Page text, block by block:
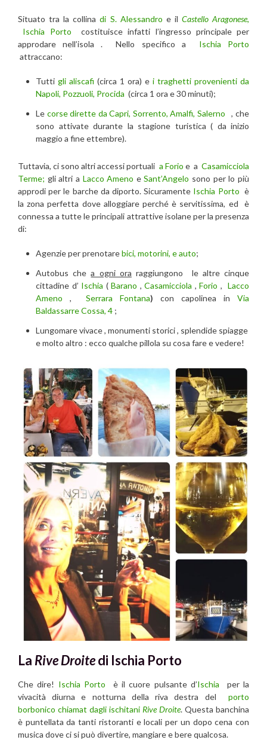
Situato tra la collinadi S. Alessandro e il Castello Aragonese,
Ischia Porto costituisce infatti l’ingresso principale per
approdare nell’isola . Nello specifico a Ischia Porto
attraccano:
Tutti gli aliscafi (circa 1 ora) e i traghetti provenienti da
Napoli, Pozzuoli, Procida (circa 1 ora e 30 minuti);
Le corse dirette da Capri, Sorrento, Amalfi, Salerno , che
sono attivate durante la stagione turistica ( da inizio
maggio a fine ettembre).
Tuttavia, ci sono altri accessi portuali a Forio e aCasamicciola
Terme; gli altri a Lacco Ameno eSant’Angelo sono per lo più
approdi per le barche da diporto. Sicuramente Ischia Porto è
la zona perfetta dove alloggiare perché è servitissima, ed è
connessa a tutte le principali attrattive isolane per la presenza
di:
Agenzie per prenotarebici, motorini, e auto;
Autobus chea ogni ora raggiungono le altre cinque
cittadine d’ Ischia (Barano ,Casamicciola ,Forio , Lacco
Ameno , Serrara Fontana) con capolinea in Via
Baldassarre Cossa, 4 ;
Lungomare vivace , monumenti storici , splendide spiagge
e molto altro : ecco qualche pillola su cosa fare e vedere!
La Rive Droitedi Ischia Porto
Che dire! Ischia Porto è il cuore pulsante d’Ischia per la
vivacità diurna e notturna della riva destra del porto
borbonico chiamat dagli ischitani Rive Droite. Questa banchina
è puntellata da tanti ristoranti e locali per un dopo cena con
musica dove ci si può divertire, mangiare e bere qualcosa.